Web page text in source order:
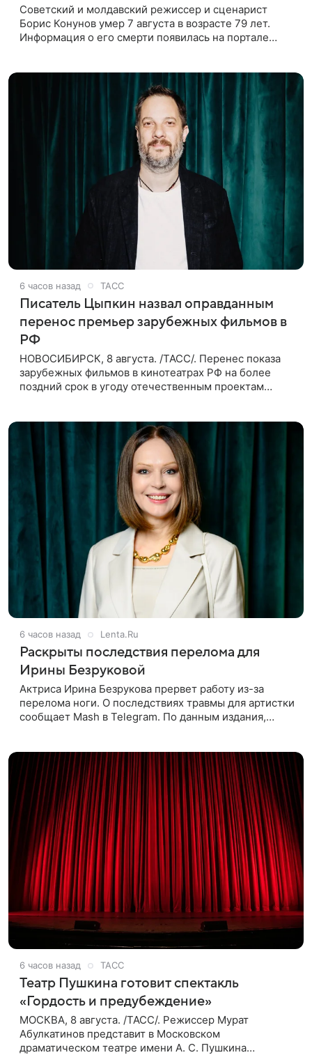
Советский и молдавский режиссер и сценарист
Борис Конунов умер 7 августа в возрасте 79 лет.
Информация о его смерти появилась на портале
6 часов назад ТАСС
Писатель Цыпкин назвал оправданным
перенос премьер зарубежных фильмов в
РФ
НОВОСИБИРСК, 8 августа. /ТАСС/. Перенес показа
зарубежных фильмов в кинотеатрах РФ на более
поздний срок в угоду отечественным проектам
6 часов назад Lenta.Ru
Раскрыты последствия перелома для
Ирины Безруковой
Актриса Ирина Безрукова прервет работу из-за
перелома ноги. О последствиях травмы для артистки
сообщает Mash в Telegram. По данным издания,
6 часов назад ТАСС
Театр Пушкина готовит спектакль
«Гордость и предубеждение»
МОСКВА, 8 августа. /ТАСС/. Режиссер Мурат
Абулкатинов представит в Московском
драматическом театре имени А. С. Пушкина